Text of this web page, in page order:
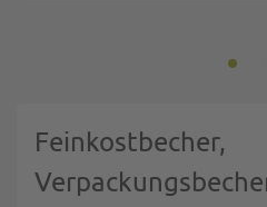
Feinkostbecher,